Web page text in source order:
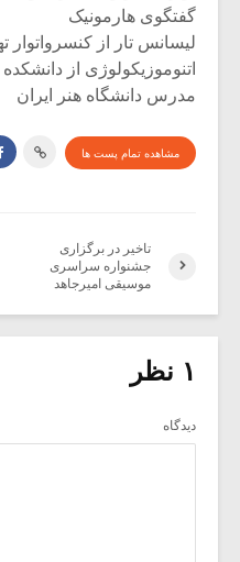
گفتگوی هارمونیک
لیسانس تار از
اتنوموزیکولوژی از
مدرس دانشگاه هنر ایران
مشاهده تمام پست ها
تاخیر در برگزاری
جشنواره سراسری
موسیقی امیرجاهد
۱ نظر
دیدگاه